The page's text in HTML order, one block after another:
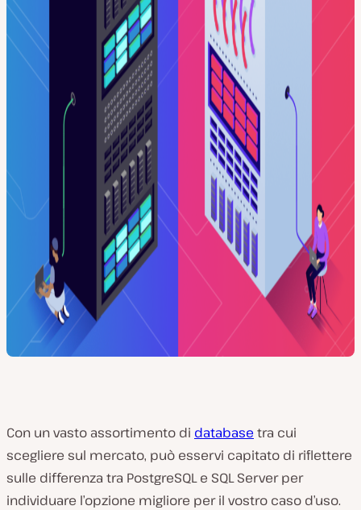
Con un vasto assortimento di database tra cui
scegliere sul mercato, può esservi capitato di riflettere
sulle differenza tra PostgreSQL e SQL Server per
individuare l’opzione migliore per il vostro caso d’uso.